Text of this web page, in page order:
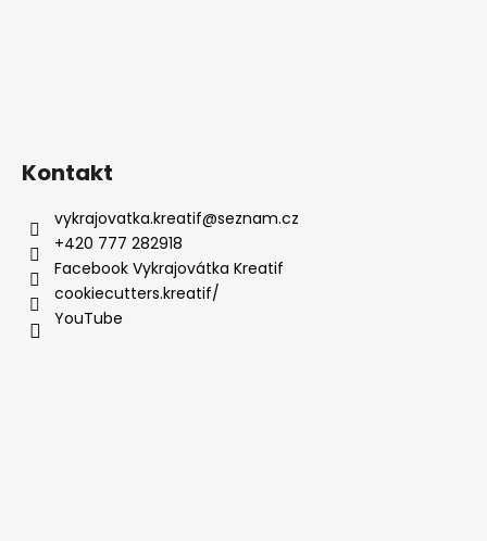
Kontakt
vykrajovatka.kreatif@seznam.cz
+420 777 282918
Facebook Vykrajovátka Kreatif
cookiecutters.kreatif/
YouTube